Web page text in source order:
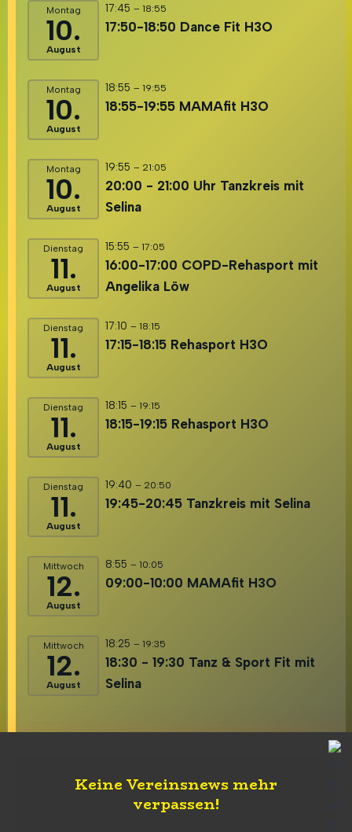
Montag
10.
August
17:45 – 18:55
17:50-18:50 Dance Fit H3O
Montag
10.
August
18:55 – 19:55
18:55-19:55 MAMAfit H3O
Montag
10.
August
19:55 – 21:05
20:00 - 21:00 Uhr Tanzkreis mit
Selina
Dienstag
11.
August
15:55 – 17:05
16:00-17:00 COPD-Rehasport mit
Angelika Löw
Dienstag
11.
August
17:10 – 18:15
17:15-18:15 Rehasport H3O
Dienstag
11.
August
18:15 – 19:15
18:15-19:15 Rehasport H3O
Dienstag
11.
August
19:40 – 20:50
19:45-20:45 Tanzkreis mit Selina
Mittwoch
12.
August
8:55 – 10:05
09:00-10:00 MAMAfit H3O
Mittwoch
12.
August
18:25 – 19:35
18:30 - 19:30 Tanz & Sport Fit mit
Selina
Keine Vereinsnews mehr
verpassen!